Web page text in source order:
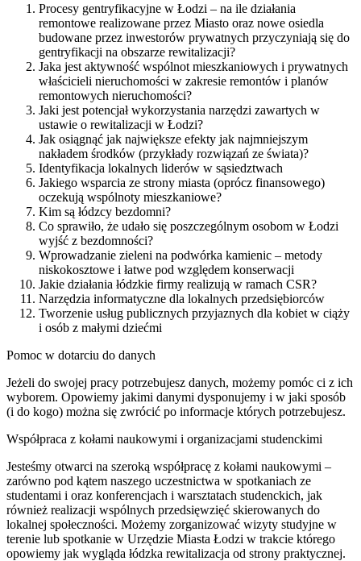
Procesy gentryfikacyjne w Łodzi – na ile działania
remontowe realizowane przez Miasto oraz nowe osiedla
budowane przez inwestorów prywatnych przyczyniają się do
gentryfikacji na obszarze rewitalizacji?
Jaka jest aktywność wspólnot mieszkaniowych i prywatnych
właścicieli nieruchomości w zakresie remontów i planów
remontowych nieruchomości?
Jaki jest potencjał wykorzystania narzędzi zawartych w
ustawie o rewitalizacji w Łodzi?
Jak osiągnąć jak największe efekty jak najmniejszym
nakładem środków (przykłady rozwiązań ze świata)?
Identyfikacja lokalnych liderów w sąsiedztwach
Jakiego wsparcia ze strony miasta (oprócz finansowego)
oczekują wspólnoty mieszkaniowe?
Kim są łódzcy bezdomni?
Co sprawiło, że udało się poszczególnym osobom w Łodzi
wyjść z bezdomności?
Wprowadzanie zieleni na podwórka kamienic – metody
niskokosztowe i łatwe pod względem konserwacji
Jakie działania łódzkie firmy realizują w ramach CSR?
Narzędzia informatyczne dla lokalnych przedsiębiorców
Tworzenie usług publicznych przyjaznych dla kobiet w ciąży
i osób z małymi dziećmi
Pomoc w dotarciu do danych
Jeżeli do swojej pracy potrzebujesz danych, możemy pomóc ci z ich
wyborem. Opowiemy jakimi danymi dysponujemy i w jaki sposób
(i do kogo) można się zwrócić po informacje których potrzebujesz.
Współpraca z kołami naukowymi i organizacjami studenckimi
Jesteśmy otwarci na szeroką współpracę z kołami naukowymi –
zarówno pod kątem naszego uczestnictwa w spotkaniach ze
studentami i oraz konferencjach i warsztatach studenckich, jak
również realizacji wspólnych przedsięwzięć skierowanych do
lokalnej społeczności. Możemy zorganizować wizyty studyjne w
terenie lub spotkanie w Urzędzie Miasta Łodzi w trakcie którego
opowiemy jak wygląda łódzka rewitalizacja od strony praktycznej.